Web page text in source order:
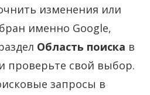
изменения или
именно Google,
Область поиска в
проверьте свой выбор.
запросы в